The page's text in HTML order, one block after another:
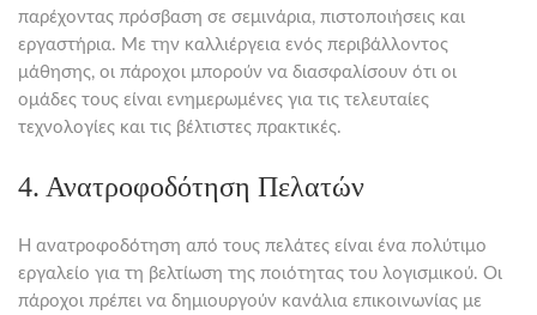
παρέχοντας πρόσβαση σε σεμινάρια, πιστοποιήσεις και
εργαστήρια. Με την καλλιέργεια ενός περιβάλλοντος
μάθησης, οι πάροχοι μπορούν να διασφαλίσουν ότι οι
ομάδες τους είναι ενημερωμένες για τις τελευταίες
τεχνολογίες και τις βέλτιστες πρακτικές.
4. Ανατροφοδότηση Πελατών
Η ανατροφοδότηση από τους πελάτες είναι ένα πολύτιμο
εργαλείο για τη βελτίωση της ποιότητας του λογισμικού. Οι
πάροχοι πρέπει να δημιουργούν κανάλια επικοινωνίας με